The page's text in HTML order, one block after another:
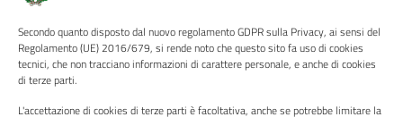
Secondo quanto disposto dal nuovo regolamento GDPR sulla Privacy, ai sensi del
Regolamento (UE) 2016/679, si rende noto che questo sito fa uso di cookies
tecnici, che non tracciano informazioni di carattere personale, e anche di cookies
di terze parti.
L'accettazione di cookies di terze parti è facoltativa, anche se potrebbe limitare la
Albo pretorio
Informativa privacy
Note legali